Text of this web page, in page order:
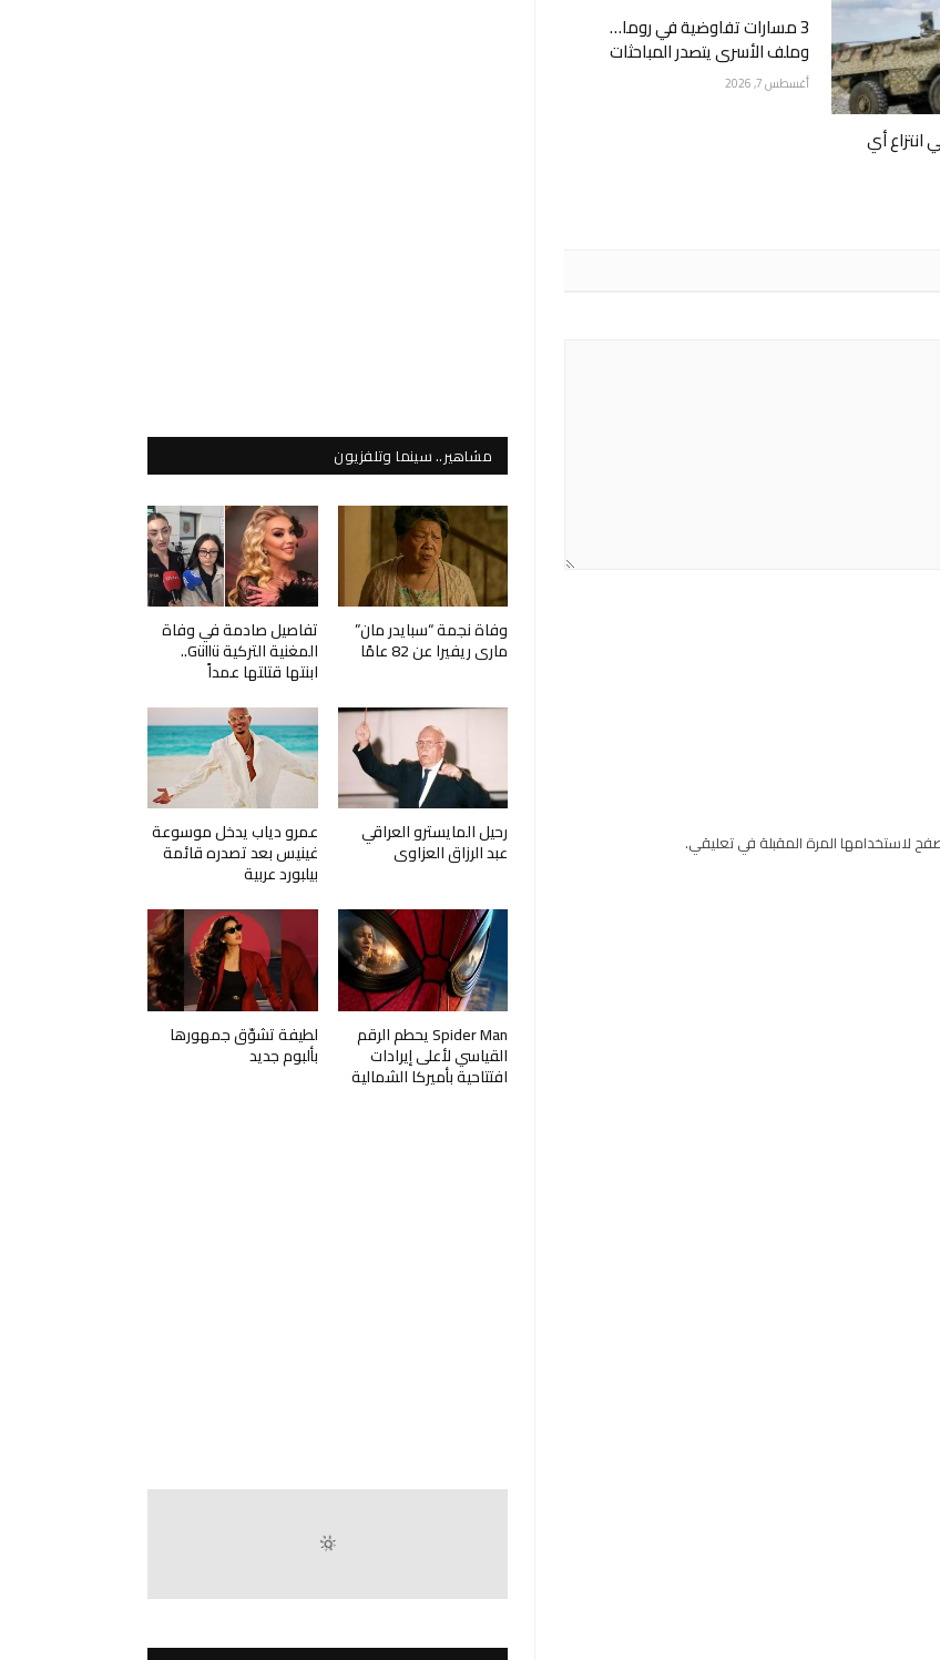
أي
3 مسارات تفاوضية في روما…
وملف الأسرى يتصدر المباحثات
أغسطس 7, 2026
لاستخدامها المرة المقبلة في تعليقي.
مشاهير.. سينما وتلفزيون
وفاة نجمة “سبايدر مان”
ماري ريفيرا عن 82 عامًا
تفاصيل صادمة في وفاة
المغنية التركية Güllü..
ابنتها قتلتها عمداً
رحيل المايسترو العراقي
عبد الرزاق العزاوي
عمرو دياب يدخل موسوعة
غينيس بعد تصدره قائمة
بيلبورد عربية
Spider Man يحطم الرقم
القياسي لأعلى إيرادات
افتتاحية بأميركا الشمالية
لطيفة تشوّق جمهورها
بألبوم جديد